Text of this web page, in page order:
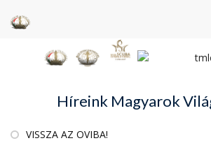
Híreink Magyarok
VISSZA AZ OVIBA!